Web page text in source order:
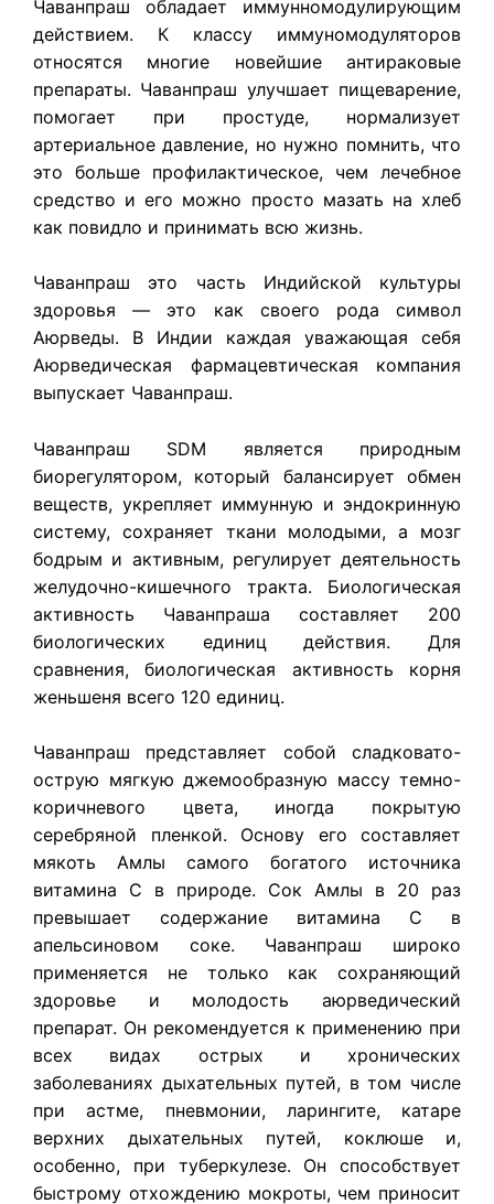
Чаванпраш обладает иммунномодулирующим
действием. К классу иммуномодуляторов
относятся многие новейшие антираковые
препараты. Чаванпраш улучшает пищеварение,
помогает при простуде, нормализует
артериальное давление, но нужно помнить, что
это больше профилактическое, чем лечебное
средство и его можно просто мазать на хлеб
как повидло и принимать всю жизнь.
Чаванпраш это часть Индийской культуры
здоровья — это как своего рода символ
Аюрведы. В Индии каждая уважающая себя
Аюрведическая фармацевтическая компания
выпускает Чаванпраш.
Чаванпраш SDM является природным
биорегулятором, который балансирует обмен
веществ, укрепляет иммунную и эндокринную
систему, сохраняет ткани молодыми, а мозг
бодрым и активным, регулирует деятельность
желудочно-кишечного тракта. Биологическая
активность Чаванпраша составляет 200
биологических единиц действия. Для
сравнения, биологическая активность корня
женьшеня всего 120 единиц.
Чаванпраш представляет собой сладковато-
острую мягкую джемообразную массу темно-
коричневого цвета, иногда покрытую
серебряной пленкой. Основу его составляет
мякоть Амлы самого богатого источника
витамина С в природе. Сок Амлы в 20 раз
превышает содержание витамина С в
апельсиновом соке. Чаванпраш широко
применяется не только как сохраняющий
здоровье и молодость аюрведический
препарат. Он рекомендуется к применению при
всех видах острых и хронических
заболеваниях дыхательных путей, в том числе
при астме, пневмонии, ларингите, катаре
верхних дыхательных путей, коклюше и,
особенно, при туберкулезе. Он способствует
быстрому отхождению мокроты, чем приносит